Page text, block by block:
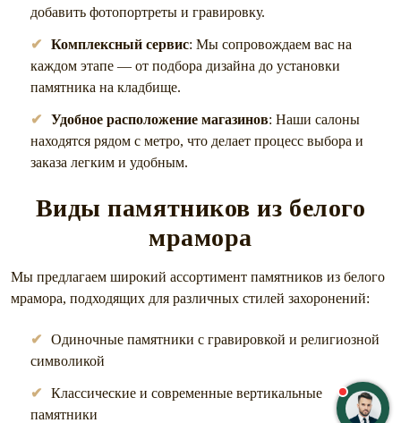
добавить фотопортреты и гравировку.
Комплексный сервис: Мы сопровождаем вас на
каждом этапе — от подбора дизайна до установки
памятника на кладбище.
Удобное расположение магазинов: Наши салоны
находятся рядом с метро, что делает процесс выбора и
заказа легким и удобным.
Виды памятников из белого
мрамора
Мы предлагаем широкий ассортимент памятников из белого
мрамора, подходящих для различных стилей захоронений:
Одиночные памятники с гравировкой и религиозной
символикой
Классические и современные вертикальные
памятники